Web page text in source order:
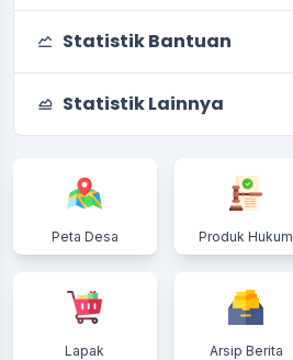
Statistik Bantuan
Statistik Lainnya
Peta Desa Produk Hukum
Lapak Arsip Berita